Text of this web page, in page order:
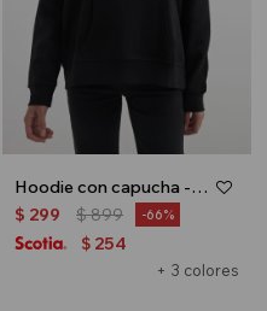
Hoodie con capucha - Negro
+ 3 colores
$ 299 $899 66
$ 254